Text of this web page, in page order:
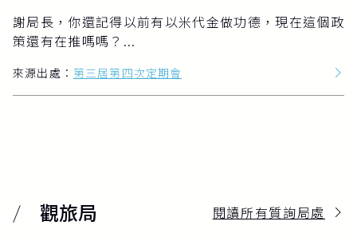
謝局長，你還記得以前有以米代金做功德，現在這個政
策還有在推嗎嗎？...
來源出處： 第三屆第四次定期會
觀旅局 閱讀所有質詢局處